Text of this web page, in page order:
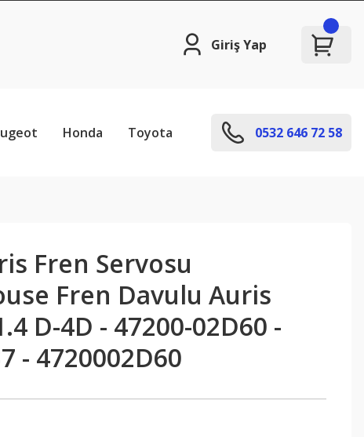
Giriş Yap
Honda Toyota 0532 646 72 58
Fren Servosu
Fren Davulu Auris
D-4D - 47200-02D60 -
- 4720002D60